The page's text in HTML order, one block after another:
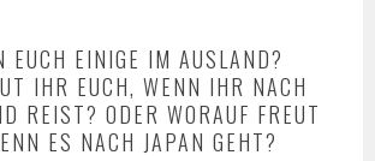
EUCH EINIGE IM AUSLAND?
IHR EUCH, WENN IHR NACH
REIST? ODER WORAUF FREUT
ES NACH JAPAN GEHT?